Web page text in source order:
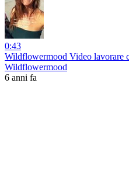
0:43
Wildflowermood Video lavorare
Wildflowermood
6 anni fa